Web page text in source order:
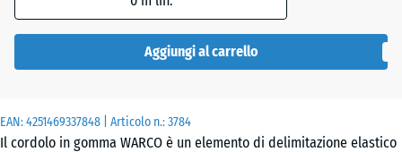
EAN:4251469337848 | Articolo n.:3784
Il cordolo in gomma WARCO è un elemento di delimitazione elastico
mattone
+ 0,40 €
Aggiungi al carrello